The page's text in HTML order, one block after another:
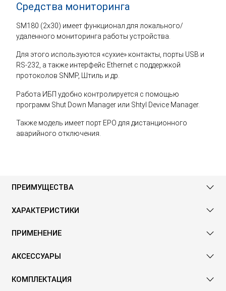
Средства мониторинга
SM180 (2x30) имеет функционал для локального/
удаленного мониторинга работы устройства.
Для этого используются «сухие» контакты, порты USB и
RS-232, а также интерфейс Ethernet с поддержкой
протоколов SNMP, Штиль и др.
Работа ИБП удобно контролируется с помощью
программ Shut Down Manager или Shtyl Device Manager.
Также модель имеет порт EPO для дистанционного
аварийного отключения.
ПРЕИМУЩЕСТВА
ХАРАКТЕРИСТИКИ
ПРИМЕНЕНИЕ
АКСЕССУАРЫ
КОМПЛЕКТАЦИЯ